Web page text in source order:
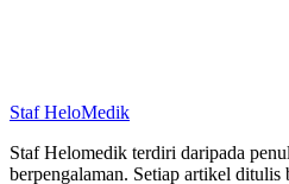
Staf HeloMedik
Staf Helomedik terdiri daripada
berpengalaman. Setiap artikel ditulis